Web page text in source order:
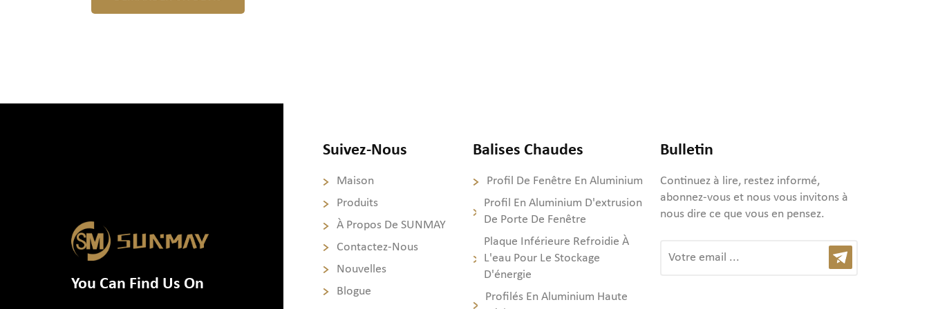
You Can Find Us On
Suivez-Nous
Maison
Produits
À Propos De SUNMAY
Contactez-Nous
Nouvelles
Blogue
Balises Chaudes
Profil De Fenêtre En Aluminium
Profil En Aluminium D'extrusion
De Porte De Fenêtre
Plaque Inférieure Refroidie À
L'eau Pour Le Stockage
D'énergie
Profilés En Aluminium Haute
Bulletin
Continuez à lire, restez informé,
abonnez-vous et nous vous invitons à
nous dire ce que vous en pensez.